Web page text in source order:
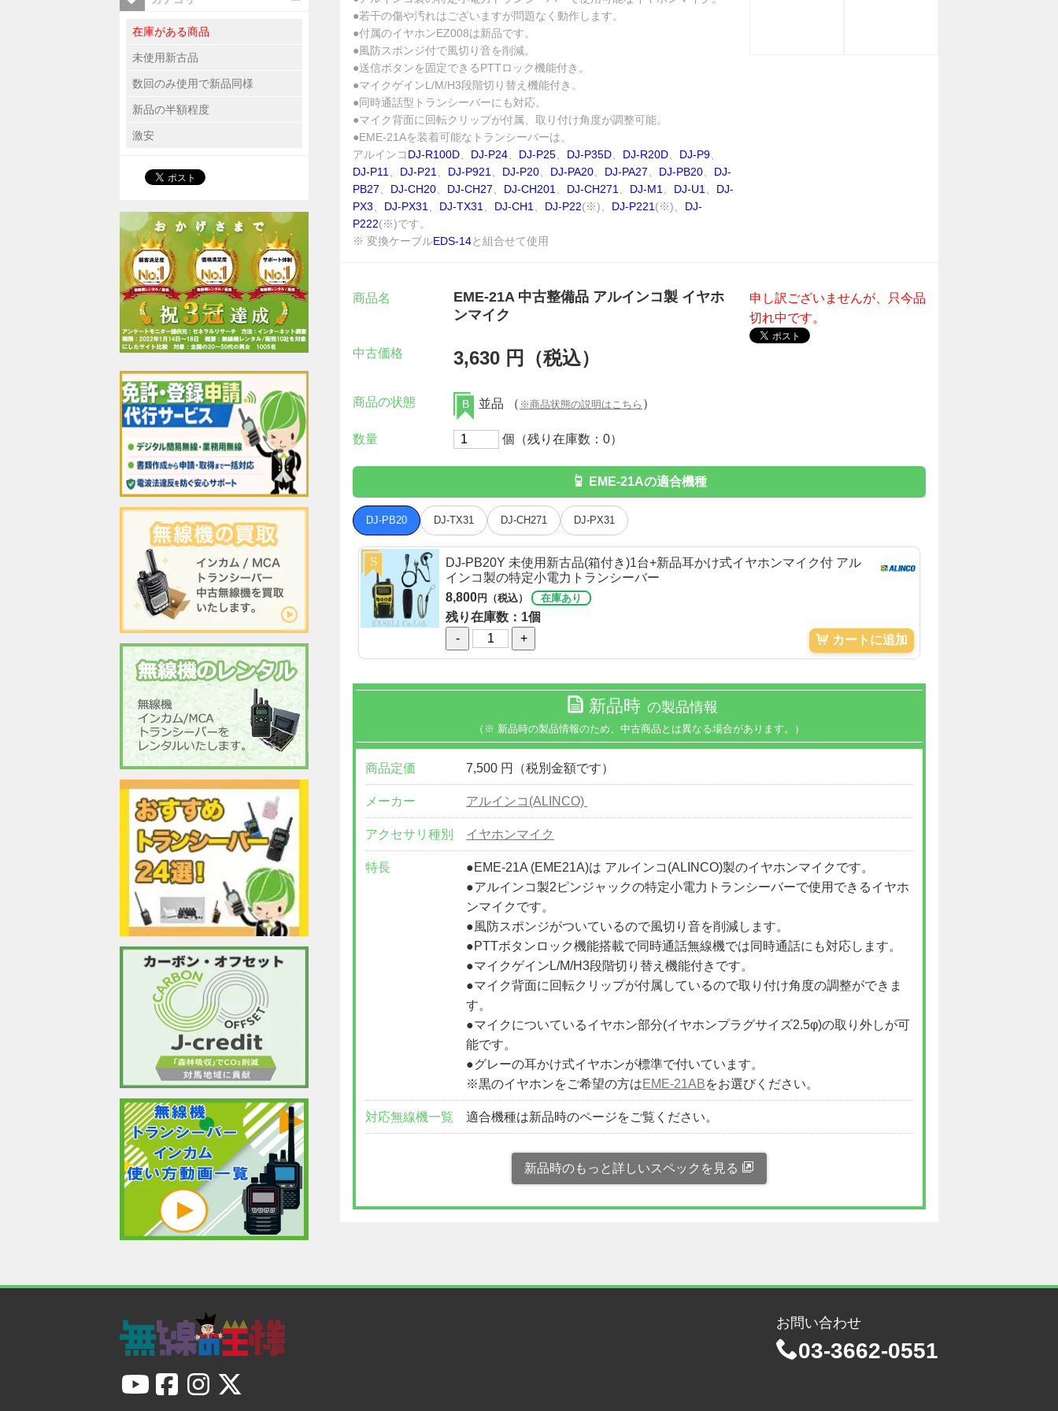
●若干の傷や汚れはございますが問題なく動作します。
●付属のイヤホンEZ008は新品です。
●風防スポンジ付で風切り音を削減。
●送信ボタンを固定できるPTTロック機能付き。
●マイクゲインL/M/H3段階切り替え機能付き。
●同時通話型トランシーバーにも対応。
●マイク背面に回転クリップが付属、取り付け角度が調整可能。
●EME-21Aを装着可能なトランシーバーは、
アルインコDJ-R100D DJ-P24 DJ-P25 DJ-P35D DJ-R20D DJ-P9
DJ-P11
DJ-P21 DJ-P921 DJ-P20 DJ-PA20 DJ-PA27 DJ-PB20
DJ-
PB27
DJ-CH20 DJ-CH27 DJ-CH201 DJ-CH271 DJ-M1 DJ-U1
DJ-
PX3
DJ-PX31 DJ-TX31 DJ-CH1 DJ-P22(※)、 DJ-P221 (※)、 DJ-
P222(※)です。
※ 変換ケーブルEDS-14と組合せて使用
商品名
EME-21A 中古整備品 アルインコ製 イヤホ
ンマイク
中古価格 3,630 円（税込）
商品の状態 B 並品 （ ※商品状態の説明はこちら ）
数量 個（残り在庫数：0）
申し訳ございませんが、只今品
切れ中です。
EME-21Aの適合機種
DJ-PB20 DJ-TX31 DJ-CH271 DJ-PX31
DJ-PB20Y 未使用新古品(箱付き)1台+新品耳かけ式イヤホンマイク付 アル
インコ製の特定小電力トランシーバー
8,800円（税込） 在庫あり
残り在庫数：1個
-
+ カートに追加
S
新品時 の製品情報
（※ 新品時の製品情報のため、中古商品とは異なる場合があります。）
商品定価 7,500 円（税別金額です）
メーカー アルインコ(ALINCO)
アクセサリ種別 イヤホンマイク
特長
●EME-21A (EME21A)は アルインコ(ALINCO)製のイヤホンマイクです。
●アルインコ製2ピンジャックの特定小電力トランシーバーで使用できるイヤホ
ンマイクです。
●風防スポンジがついているので風切り音を削減します。
●PTTボタンロック機能搭載で同時通話無線機では同時通話にも対応します。
●マイクゲインL/M/H3段階切り替え機能付きです。
●マイク背面に回転クリップが付属しているので取り付け角度の調整ができま
す。
●マイクについているイヤホン部分(イヤホンプラグサイズ2.5φ)の取り外しが可
能です。
●グレーの耳かけ式イヤホンが標準で付いています。
※黒のイヤホンをご希望の方はEME-21ABをお選びください。
対応無線機一覧 適合機種は新品時のページをご覧ください。
新品時のもっと詳しいスペックを見る
在庫がある商品
未使用新古品
数回のみ使用で新品同様
新品の半額程度
激安
お問い合わせ
03-3662-0551